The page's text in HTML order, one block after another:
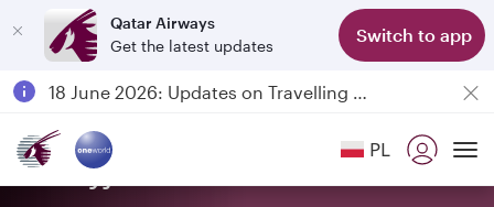
Qatar Airways
Get the latest updates
Switch to app
Passengers flying between Doha and Auckland on QR914 and QR915
18 June 2026: Updates on Travelling with Power Banks
Qatar Airways Expands Global Network to over 160 Destinations PL
Odkryj nasze kierunki